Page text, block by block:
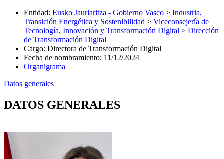
Entidad: Eusko Jaurlaritza - Gobierno Vasco > Industria,
Transición Energética y Sostenibilidad > Viceconsejería de
Tecnología, Innovación y Transformación Digital > Dirección
de Transformación Digital
Cargo: Directora de Transformación Digital
Fecha de nombramiento: 11/12/2024
Organigrama
Datos generales
DATOS GENERALES